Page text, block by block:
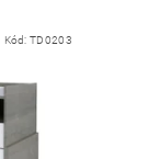
Kód:TD0203